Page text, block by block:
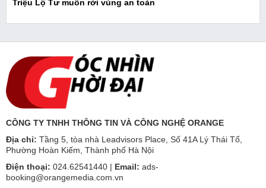
Triệu Lộ Tư muốn rời vùng an toàn
CÔNG TY TNHH THÔNG TIN VÀ CÔNG NGHỆ ORANGE
Địa chỉ: Tầng 5, tòa nhà Leadvisors Place, Số 41A Lý Thái Tổ,
Phường Hoàn Kiếm, Thành phố Hà Nội
Điện thoại: 024.62541440 | Email: ads-
booking@orangemedia.com.vn